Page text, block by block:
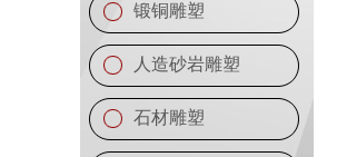
锻铜雕塑
人造砂岩雕塑
石材雕塑